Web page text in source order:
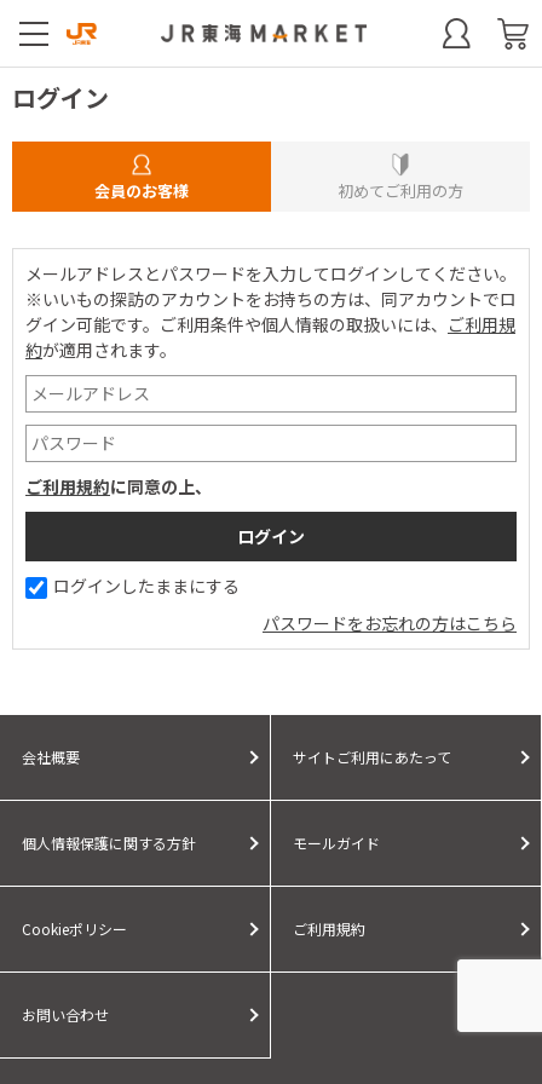
ログイン
会員のお客様 初めてご利用の方
メールアドレスとパスワードを入力してログインしてください。
※いいもの探訪のアカウントをお持ちの方は、同アカウントでロ
グイン可能です。 ご利用条件や個人情報の取扱いには、 ご利用規
約が適用されます。
ご利用規約に同意の上、
ログインしたままにする
パスワードをお忘れの方はこちら
会社概要 サイトご利用にあたって
個人情報保護に関する方針 モールガイド
Cookieポリシー ご利用規約
お問い合わせ